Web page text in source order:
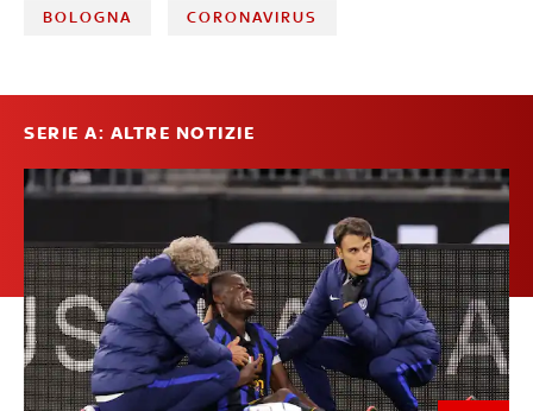
BOLOGNA CORONAVIRUS
SERIE A: ALTRE NOTIZIE